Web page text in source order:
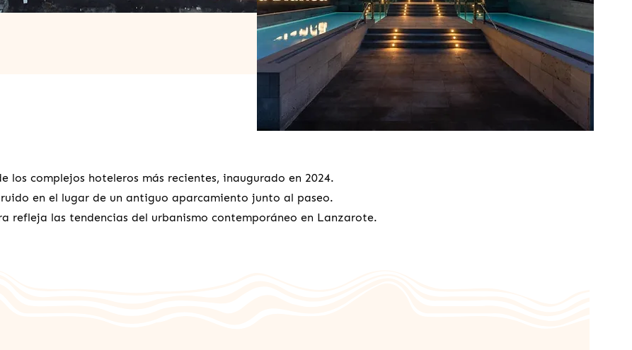
los complejos hoteleros más recientes, inaugurado en 2024.
en el lugar de un antiguo aparcamiento junto al paseo.
refleja las tendencias del urbanismo contemporáneo en Lanzarote.